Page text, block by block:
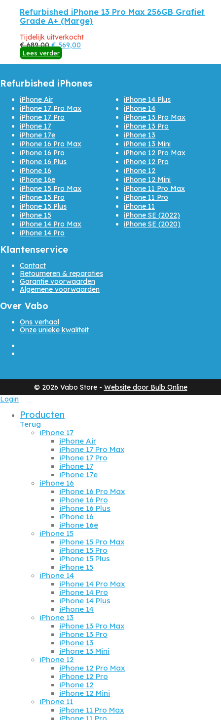
Refurbished iPhone 13 Pro Max 256GB Grafiet
Grade A+ (Marge)
Tijdelijk uitverkocht
€689,00Oorspronkelijke
prijs
was:
€569,00
Lees verder
Refurbished iPhones
iPhone Air
iPhone 17 Pro Max
iPhone 17 Pro
iPhone 17
iPhone 17e
iPhone 16 Pro Max
iPhone 16 Pro
iPhone 16 Plus
iPhone 16
iPhone 16e
iPhone 15 Pro Max
iPhone 15 Pro
iPhone 15 Plus
iPhone 15
iPhone 14 Pro Max
iPhone 14 Pro
iPhone 14 Plus
iPhone 14
iPhone 13 Pro Max
iPhone 13 Pro
iPhone 13
iPhone 13 Mini
iPhone 12 Pro Max
iPhone 12 Pro
iPhone 12
iPhone 12 Mini
iPhone 11 Pro Max
iPhone 11 Pro
iPhone 11
iPhone SE (2022)
iPhone SE (2020)
Klantenservice
Contact
Retourneren & reparaties
Garantie voorwaarden
Algemene voorwaarden
Over Vabo
Ons verhaal
Onze unieke kwaliteit
© 2026 Vabo Store - Website door Bulb Online
Login
Producten
Terug
iPhone 17
iPhone Air
iPhone 17 Pro Max
iPhone 17 Pro
iPhone 17
iPhone 17e
iPhone 16
iPhone 16 Pro Max
iPhone 16 Pro
iPhone 16 Plus
iPhone 16
iPhone 16e
iPhone 15
iPhone 15 Pro Max
iPhone 15 Pro
iPhone 15 Plus
iPhone 15
iPhone 14
iPhone 14 Pro Max
iPhone 14 Pro
iPhone 14 Plus
iPhone 14
iPhone 13
iPhone 13 Pro Max
iPhone 13 Pro
iPhone 13
iPhone 13 Mini
iPhone 12
iPhone 12 Pro Max
iPhone 12 Pro
iPhone 12
iPhone 12 Mini
iPhone 11
iPhone 11 Pro Max